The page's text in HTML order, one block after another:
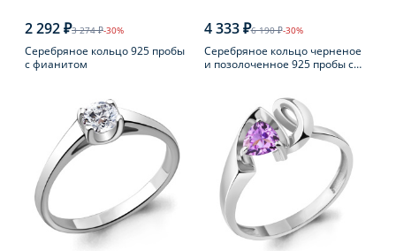
2 292 ₽3 274 ₽-30%
Серебряное кольцо 925 пробы
с фианитом
4 333 ₽6 190 ₽-30%
Серебряное кольцо черненое
и позолоченное 925 пробы с